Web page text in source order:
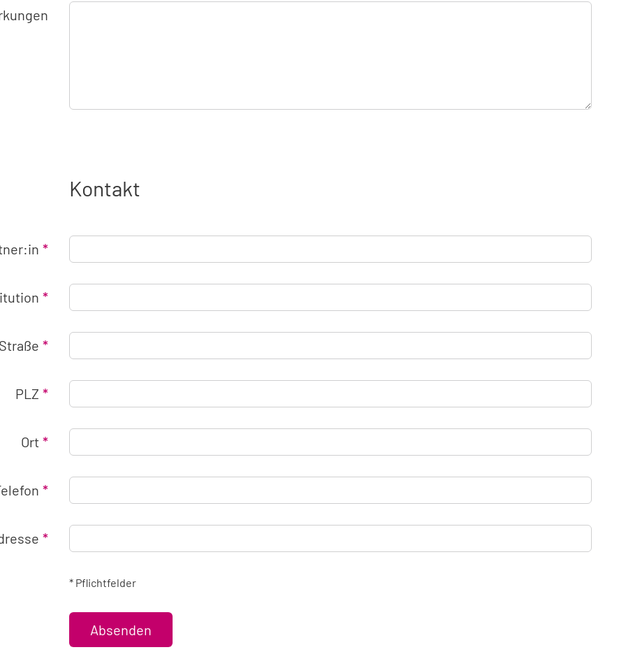
Kontakt
Straße
PLZ
Ort
* Pflichtfelder
Absenden